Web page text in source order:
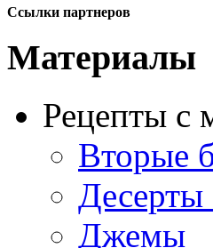
Ссылки партнеров
Материалы
Рецепты с
Вторые
Джемы